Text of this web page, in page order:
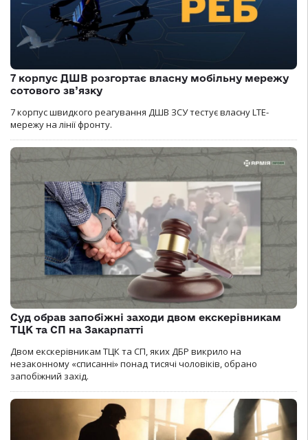
7 корпус ДШВ розгортає власну мобільну мережу
сотового зв’язку
7 корпус швидкого реагування ДШВ ЗСУ тестує власну LTE-
мережу на лінії фронту.
Суд обрав запобіжні заходи двом екскерівникам
ТЦК та СП на Закарпатті
Двом екскерівникам ТЦК та СП, яких ДБР викрило на
незаконному «списанні» понад тисячі чоловіків, обрано
запобіжний захід.